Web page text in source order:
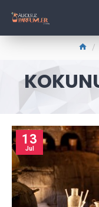
13
Jul